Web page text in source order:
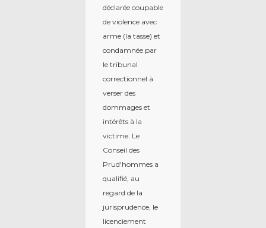
déclarée coupable
de violence avec
arme (la tasse) et
condamnée par
le tribunal
correctionnel à
verser des
dommages et
intérêts à la
victime. Le
Conseil des
Prud'hommes a
qualifié, au
regard de la
jurisprudence, le
licenciement